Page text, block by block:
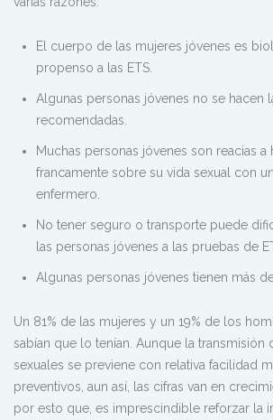
El cuerpo de las mujeres jóvenes es
propenso a las ETS.
Algunas personas jóvenes no se hacen
recomendadas.
Muchas personas jóvenes son reacias a
francamente sobre su vida sexual con
enfermero.
No tener seguro o transporte puede
las personas jóvenes a las pruebas de
Algunas personas jóvenes tienen más de
Un 81% de las mujeres y un 19% de los
sabían que lo tenían. Aunque la transmisión
sexuales se previene con relativa facilidad
preventivos, aun así, las cifras van en
por esto que, es imprescindible reforzar la